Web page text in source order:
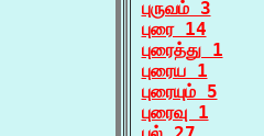
புருவம் 3
புரை 14
புரைத்து 1
புரைய 1
புரையும் 5
புரைவு 1